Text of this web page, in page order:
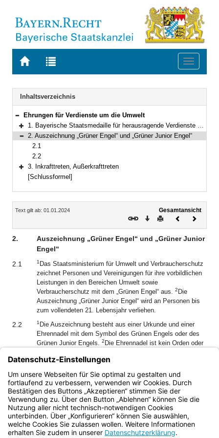
Zur
BAYERN.RECHT
Zur
letzten
Suche
Toggle
Navigation
Inhaltsverzeichnis
Bereich reduzieren
Ehrungen für Verdienste um die Umwelt
Bereich erweitern
1. Bayerische Staatsmedaille für herausragende Verdienste um die Umwelt
Bereich reduzieren
2. Auszeichnung „Grüner Engel“ und „Grüner Junior Engel“
2.1
2.2
Bereich erweitern
3. Inkrafttreten, Außerkrafttreten
[Schlussformel]
Inhalt
Text gilt ab: 01.01.2024
Gesamtansicht
Download
DruckenVorheriges
2.
Auszeichnung „Grüner Engel“ und „Grüner Junior
Engel“
2.1
1 Das Staatsministerium für Umwelt und Verbraucherschutz
zeichnet Personen und Vereinigungen für ihre vorbildlichen
Leistungen in den Bereichen Umwelt sowie
Verbraucherschutz mit dem „Grünen Engel“ aus. 2 Die
Auszeichnung „Grüner Junior Engel“ wird an Personen bis
zum vollendeten 21. Lebensjahr verliehen.
2.2 1 Die Auszeichnung besteht aus einer Urkunde und einer
Ehrennadel mit dem Symbol des Grünen Engels oder des
Grünen Junior Engels. 2 Die Ehrennadel ist kein Orden oder
3Die Auszeichnung „Grüner Engel“ und „Grüner Junior
Engel“ wird insgesamt an bis zu 100 Personen im Jahr
verliehen.
Bayern.de
BayernPortal